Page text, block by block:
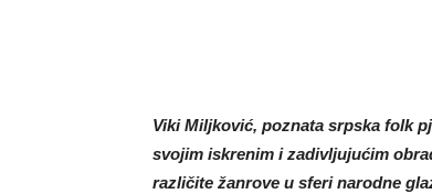
Viki Miljković, poznata srpska folk
svojim iskrenim i zadivljujućim
različite žanrove u sferi narodne